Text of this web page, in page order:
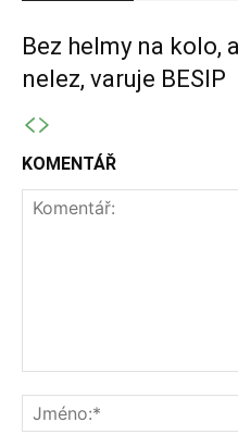
Bez helmy na kolo,
nelez, varuje BESIP
KOMENTÁŘ